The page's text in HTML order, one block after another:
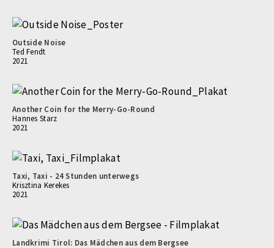
Outside Noise
Ted Fendt
2021
Another Coin for the Merry-Go-Round
Hannes Starz
2021
Taxi, Taxi - 24 Stunden unterwegs
Krisztina Kerekes
2021
Landkrimi Tirol: Das Mädchen aus dem Bergsee